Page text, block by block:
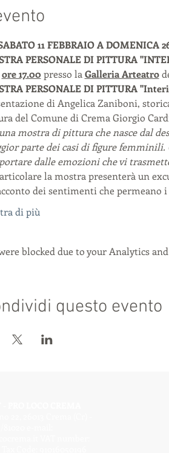
11 FEBBRAIO A DOMENICA
PERSONALE DI PITTURA
ore 17.00 presso la Galleria Arteatro
PERSONALE DI PITTURA
di Angelica Zaniboni,
del Comune di Crema Giorgio
mostra di pittura che nasce dal
parte dei casi di figure
dalle emozioni che vi
la mostra presenterà un
dei sentimenti che
di più
blocked due to your Analytics
questo evento